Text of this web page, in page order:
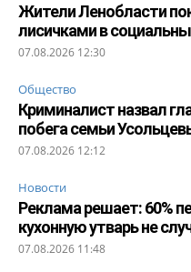
Жители Ленобласти
лисичками в
07.08.2026 12:30
Общество
Криминалист назвал
побега семьи
07.08.2026 12:12
Новости
Реклама решает: 60%
кухонную утварь не
07.08.2026 11:48